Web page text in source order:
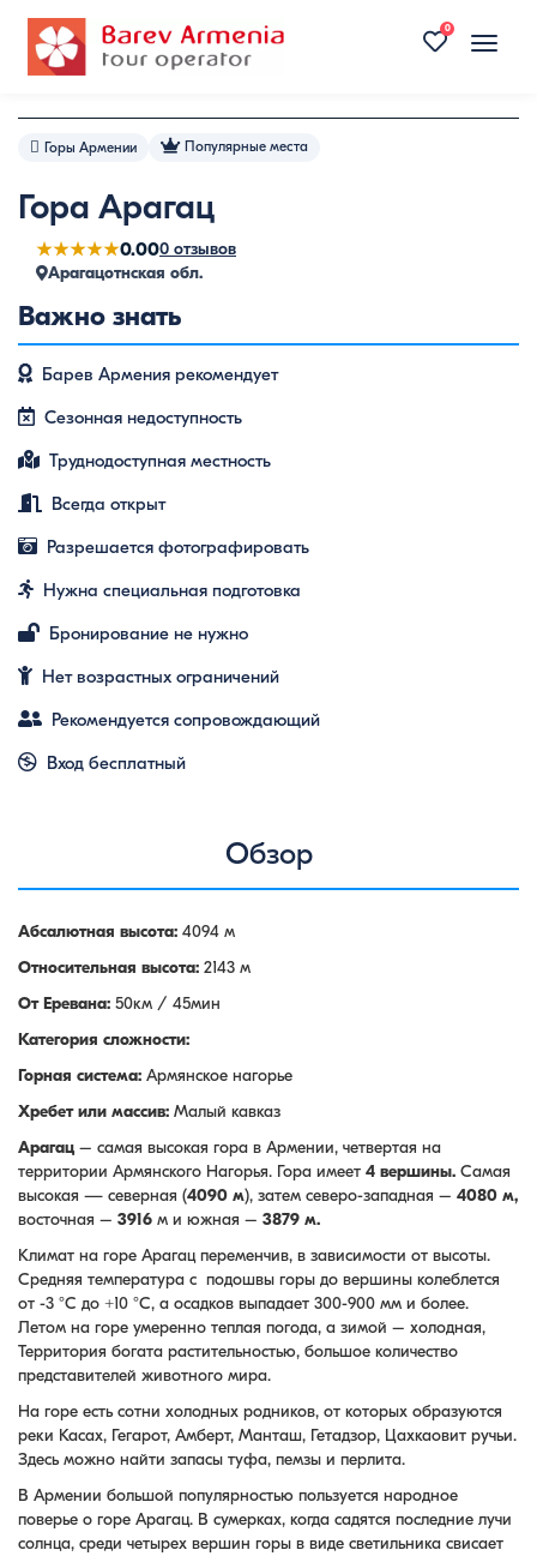
Toggle
0
Горы Армении Популярные места
Гора Арагац
★★★★★0.000 отзывов
Арагацотнская обл.
Важно знать
Барев Армения рекомендует
Сезонная недоступность
Труднодоступная местность
Всегда открыт
Разрешается фотографировать
Нужна специальная подготовка
Бронирование не нужно
Нет возрастных ограничений
Рекомендуется сопровождающий
Вход бесплатный
Обзор
Абсалютная высота: 4094 м
Относительная высота: 2143 м
От Еревана: 50км / 45мин
Категория сложности:
Горная система: Армянское нагорье
Хребет или массив: Малый кавказ
Арагац– самая высокая гора в Армении, четвертая на
территории Армянского Нагорья. Гора имеет 4 вершины. Самая
высокая — северная (4090 м), затем северо-западная – 4080 м,
восточная – 3916 м и южная – 3879 м.
Климат на горе Арагац переменчив, в зависимости от высоты.
Средняя температура с подошвы горы до вершины колеблется
от -3 °C до +10 °C, а осадков выпадает 300-900 мм и более.
Летом на горе умеренно теплая погода, а зимой – холодная,
Территория богата растительностью, большое количество
представителей животного мира.
На горе есть сотни холодных родников, от которых образуются
реки Касах, Гегарот, Амберт, Манташ, Гетадзор, Цахкаовит ручьи.
Здесь можно найти запасы туфа, пемзы и перлита.
В Армении большой популярностью пользуется народное
поверье о горе Арагац. В сумерках, когда садятся последние лучи
солнца, среди четырех вершин горы в виде светильника свисает